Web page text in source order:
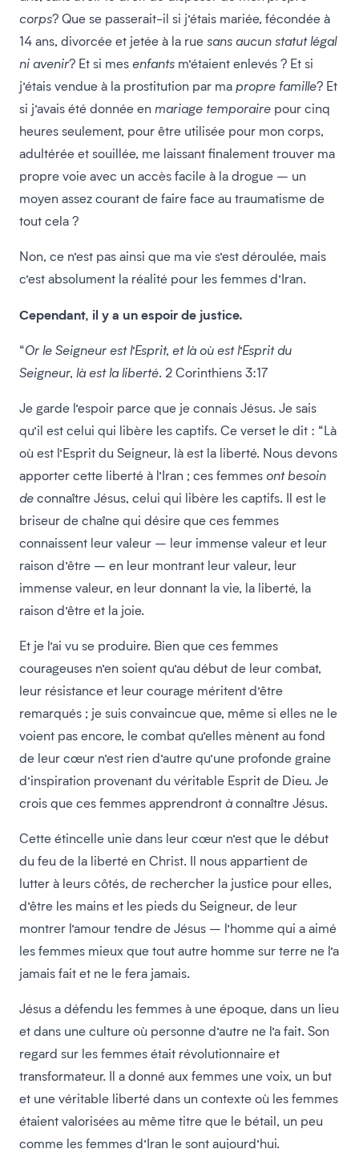
corps? Que se passerait-il si j’étais mariée, fécondée à
14 ans, divorcée et jetée à la ruesans aucun statut légal
ni avenir? Et si mesenfants m’étaient enlevés ? Et si
j’étais vendue à la prostitution par mapropre famille? Et
si j’avais été donnée en mariage temporaire pour cinq
heures seulement, pour être utilisée pour mon corps,
adultérée et souillée, me laissant finalement trouver ma
propre voie avec un accès facile à la drogue – un
moyen assez courant de faire face au traumatisme de
tout cela ?
Non, ce n’est pas ainsi que ma vie s’est déroulée, mais
c’est absolument la réalité pour les femmes d’Iran.
Cependant, il y a un espoir de justice.
“Or le Seigneur est l’Esprit, et là où est l’Esprit du
Seigneur, là est la liberté. 2 Corinthiens 3:17
Je garde l’espoir parce que je connais Jésus. Je sais
qu’il est celui qui libère les captifs. Ce verset le dit : “Là
où est l’Esprit du Seigneur, là est la liberté. Nous devons
apporter cette liberté à l’Iran ; ces femmesont besoin
deconnaître Jésus, celui qui libère les captifs. Il est le
briseur de chaîne qui désire que ces femmes
connaissent leur valeur – leur immense valeur et leur
raison d’être – en leur montrant leur valeur, leur
immense valeur, en leur donnant la vie, la liberté, la
raison d’être et la joie.
Et je l’ai vu se produire. Bien que ces femmes
courageuses n’en soient qu’au début de leur combat,
leur résistance et leur courage méritent d’être
remarqués ; je suis convaincue que, même si elles ne le
voient pas encore, le combat qu’elles mènent au fond
de leur cœur n’est rien d’autre qu’une profonde graine
d’inspiration provenant du véritable Esprit de Dieu. Je
crois que ces femmes apprendrontàconnaître Jésus.
Cette étincelle unie dans leur cœur n’est que le début
du feu de la liberté en Christ. Il nous appartient de
lutter à leurs côtés, de rechercher la justice pour elles,
d’être les mains et les pieds du Seigneur, de leur
montrer l’amour tendre de Jésus – l’homme qui a aimé
les femmes mieux que tout autre homme sur terre ne l’a
jamais fait et ne le fera jamais.
Jésus a défendu les femmes à une époque, dans un lieu
et dans une culture où personne d’autre ne l’a fait. Son
regard sur les femmes était révolutionnaire et
transformateur. Il a donné aux femmes une voix, un but
et une véritable liberté dans un contexte où les femmes
étaient valorisées au même titre que le bétail, un peu
comme les femmes d’Iran le sont aujourd’hui.